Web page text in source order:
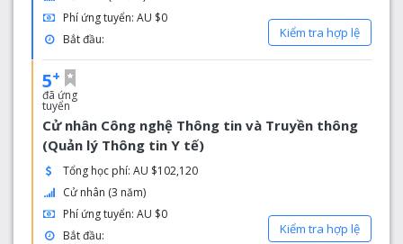
Phí ứng tuyển: AU $0
Bắt đầu:
Kiểm tra hợp lệ
5+
đã ứng
tuyển
Cử nhân Công nghệ Thông tin và Truyền thông
(Quản lý Thông tin Y tế)
Tổng học phí: AU $102,120
Cử nhân (3 năm)
Phí ứng tuyển: AU $0
Bắt đầu:
Kiểm tra hợp lệ